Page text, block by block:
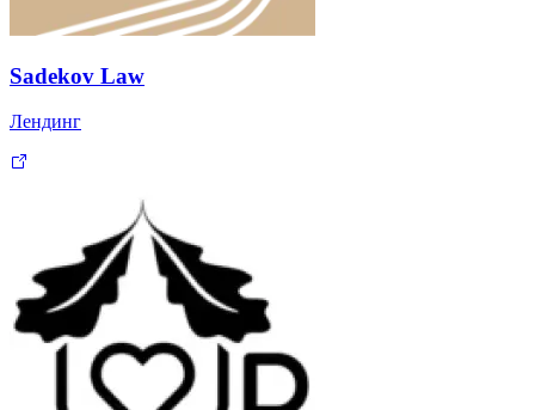
Sadekov Law
Лендинг